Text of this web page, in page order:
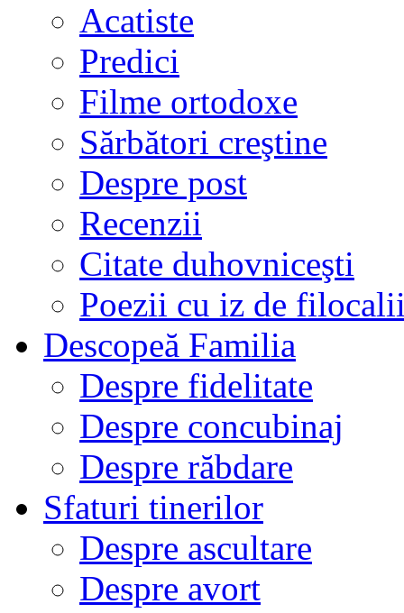
Acatiste
Predici
Filme ortodoxe
Sărbători creştine
Despre post
Recenzii
Citate duhovniceşti
Poezii cu iz de
Descopeă Familia
Despre fidelitate
Despre concubinaj
Despre răbdare
Sfaturi tinerilor
Despre ascultare
Despre avort